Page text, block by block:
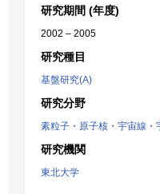
研究期間 (年度)
2002 – 2005
研究種目
基盤研究(A)
研究分野
素粒子・原子核・宇宙線・
研究機関
東北大学